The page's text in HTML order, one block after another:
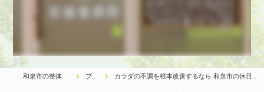
和泉市の整体は笑福整骨院 ブログ カラダの不調を根本改善するなら 和泉市の休日診療笑福整骨院【9月23日の予約状況】